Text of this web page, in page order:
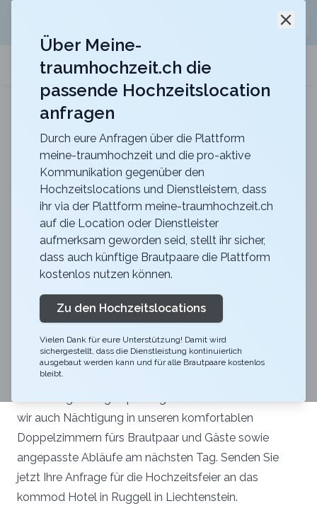
meine-traumhochzeit.ch
b_smart hotel Schönenwerd
Für ein zauberhaftes Hochzeitsfest
Zurück zur Suche
Hotel kommod
4.4
Zeremonie
Liechtenstein
Ruggell Merkliste
Feiern Sie den schönsten Tag im Leben auf unserer
exklusiven Dachterrasse und lassen Sie den Tag bei
einem kösten Menü im Restaurant tenn ausklingen.
Wir unterstützen Sie bei der Planung des Festes mit
langjähriger Organisationserfahrung und dem
wir auch Nächtigung in unseren komfortablen
Doppelzimmern fürs Brautpaar und Gäste sowie
angepasste Abläufe am nächsten Tag. Senden Sie
jetzt Ihre Anfrage für die Hochzeitsfeier an das
kommod Hotel in Ruggell in Liechtenstein.
Über Meine-
traumhochzeit.ch die
passende Hochzeitslocation
anfragen
Durch eure Anfragen über die Plattform
meine-traumhochzeit und die pro-aktive
Kommunikation gegenüber den
Hochzeitslocations und Dienstleistern, dass
ihr via der Plattform meine-traumhochzeit.ch
auf die Location oder Dienstleister
aufmerksam geworden seid, stellt ihr sicher,
dass auch künftige Brautpaare die Plattform
kostenlos nutzen können.
Zu den Hochzeitslocations
Vielen Dank für eure Unterstützung! Damit wird
sichergestellt, dass die Dienstleistung kontinuierlich
ausgebaut werden kann und für alle Brautpaare kostenlos
bleibt.